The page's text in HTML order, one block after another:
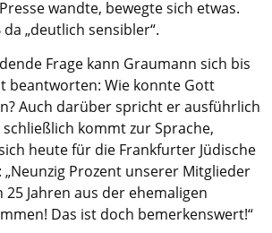
wandte, bewegte sich etwas.
„deutlich sensibler“.
Frage kann Graumann sich bis
beantworten: Wie konnte Gott
Auch darüber spricht er ausführlich
kommt zur Sprache,
heute für die Frankfurter Jüdische
„Neunzig Prozent unserer Mitglieder
Jahren aus der ehemaligen
Das ist doch bemerkenswert!“